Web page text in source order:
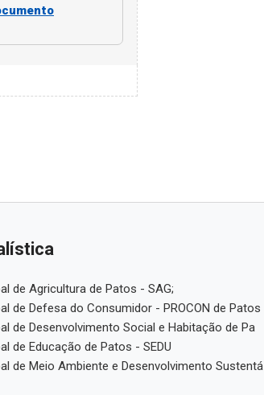
de Agricultura de Patos - SAG;
de Defesa do Consumidor - PROCON de Patos
de Desenvolvimento Social e Habitação de Pa
de Educação de Patos - SEDU
de Meio Ambiente e Desenvolvimento Sustentá